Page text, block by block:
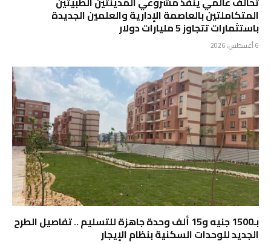
المتكاملتين بالعاصمة الإدارية والعلمين الجديدة
باستثمارات تتجاوز 5 مليارات دولار
6 أغسطس، 2026
بـ1500 جنيه و15 ألف وحدة جاهزة للتسليم .. تفاصيل الطرح
الجديد للوحدات السكنية بنظام الإيجار